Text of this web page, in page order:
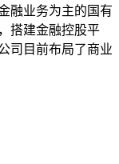
融业务为主的国有
搭建金融控股平
司目前布局了商业